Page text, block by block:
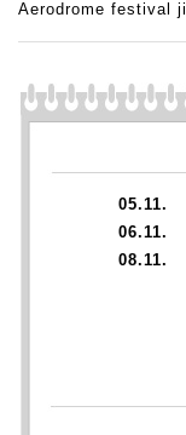
Aerodrome festival
05.11.
06.11.
08.11.